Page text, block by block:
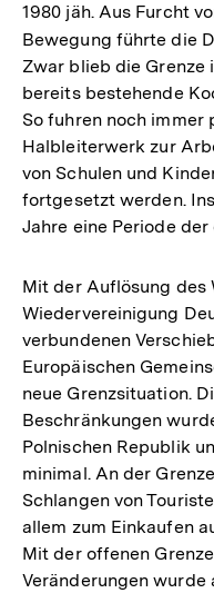
1980 jäh. Aus Furcht
Bewegung führte die
Zwar blieb die Grenze
bereits bestehende
So fuhren noch immer
Halbleiterwerk zur
von Schulen und
fortgesetzt werden.
Jahre eine Periode
Mit der Auflösung des
Wiedervereinigung
verbundenen
Europäischen
neue Grenzsituation.
Beschränkungen
Polnischen Republik
minimal. An der
Schlangen von
allem zum Einkaufen
Mit der offenen
Veränderungen